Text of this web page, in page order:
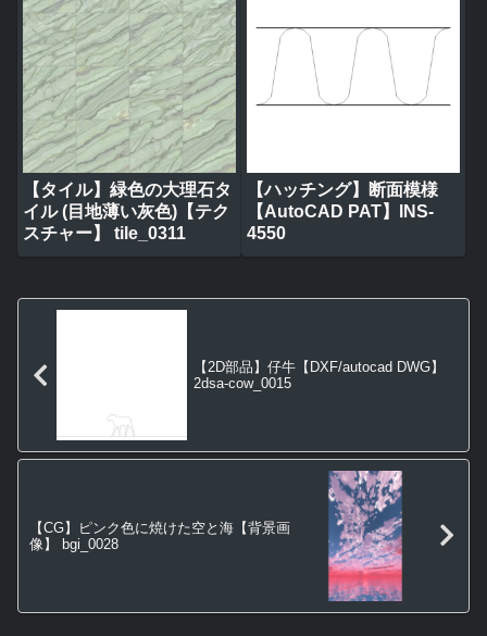
【タイル】緑色の大理石タ
イル (目地薄い灰色)【テク
スチャー】 tile_0311
【ハッチング】断面模様
【AutoCAD PAT】INS-
4550
【2D部品】仔牛【DXF/autocad DWG】
2dsa-cow_0015
【CG】ピンク色に焼けた空と海【背景画
像】 bgi_0028